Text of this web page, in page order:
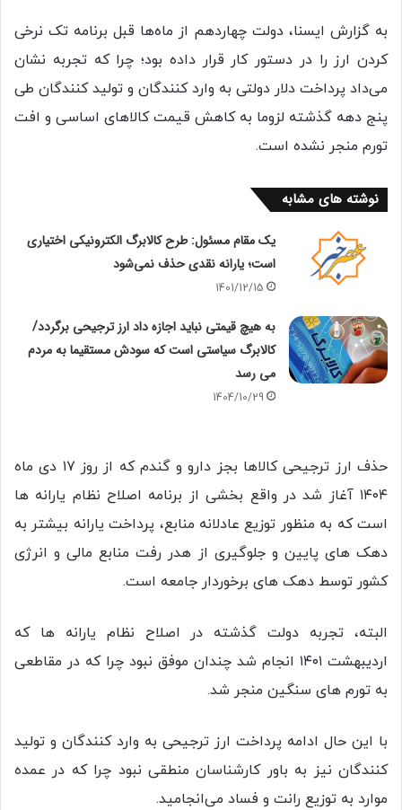
به گزارش ایسنا، دولت چهاردهم از ماه‌ها قبل برنامه تک نرخی
کردن ارز را در دستور کار قرار داده بود؛ چرا که تجربه نشان
می‌داد پرداخت دلار دولتی به وارد کنندگان و تولید کنندگان طی
پنج دهه گذشته لزوما به کاهش قیمت کالاهای اساسی و افت
تورم منجر نشده است.
نوشته های مشابه
یک مقام مسئول: طرح کالابرگ الکترونیکی اختیاری
است؛ یارانه نقدی حذف نمی‌شود
1401/12/15
به هیچ قیمتی نباید اجازه داد ارز ترجیحی برگردد/
کالابرگ سیاستی است که سودش مستقیما به مردم
می رسد
1404/10/29
حذف ارز ترجیحی کالاها بجز دارو و گندم که از روز ۱۷ دی ماه
۱۴۰۴ آغاز شد در واقع بخشی از برنامه اصلاح نظام یارانه ها
است که به منظور توزیع عادلانه منابع، پرداخت یارانه بیشتر به
دهک های پایین و جلوگیری از هدر رفت منابع مالی و انرژی
کشور توسط دهک های برخوردار جامعه است.
البته، تجربه دولت گذشته در اصلاح نظام یارانه ها که
اردیبهشت ۱۴۰۱ انجام شد چندان موفق نبود چرا که در مقاطعی
به تورم های سنگین منجر شد.
با این حال ادامه پرداخت ارز ترجیحی به وارد کنندگان و تولید
کنندگان نیز به باور کارشناسان منطقی نبود چرا که در عمده
موارد به توزیع رانت و فساد می‌انجامید.